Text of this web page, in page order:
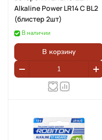
Alkaline Power LR14 С BL2
(блистер 2шт)
В наличии
В корзину